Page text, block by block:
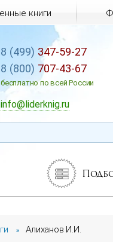
» Алиханов И.И.
книги
8 (499) 347-59-27
8 (800) 707-43-67
бесплатно по всей России
info@liderknig.ru